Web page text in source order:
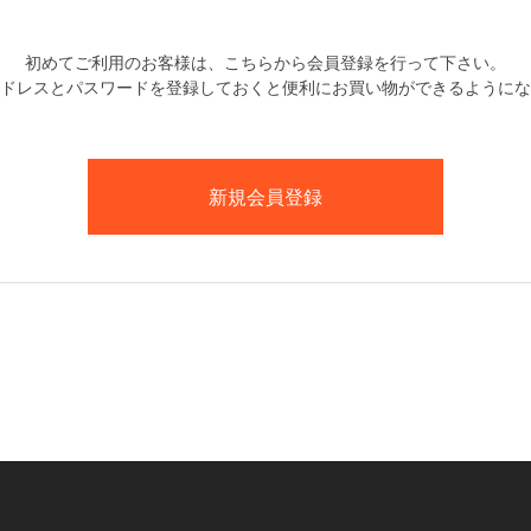
初めてご利用のお客様は、こちらから会員登録を行って下さい。
レスとパスワードを登録しておくと便利にお買い物ができるように